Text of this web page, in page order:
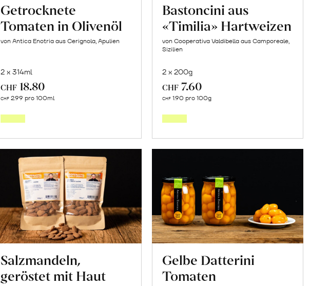
Getrocknete
Tomaten in Olivenöl
von Antica Enotria aus Cerignola, Apulien
2 x 314ml
CHF 18.80
CHF 2.99 pro 100ml
Bastoncini aus
«Timilia» Hartweizen
von Cooperativa Valdibella aus Camporeale,
Sizilien
2 x 200g
CHF 7.60
CHF 1.90 pro 100g
Salzmandeln,
geröstet mit Haut
Gelbe Datterini
Tomaten